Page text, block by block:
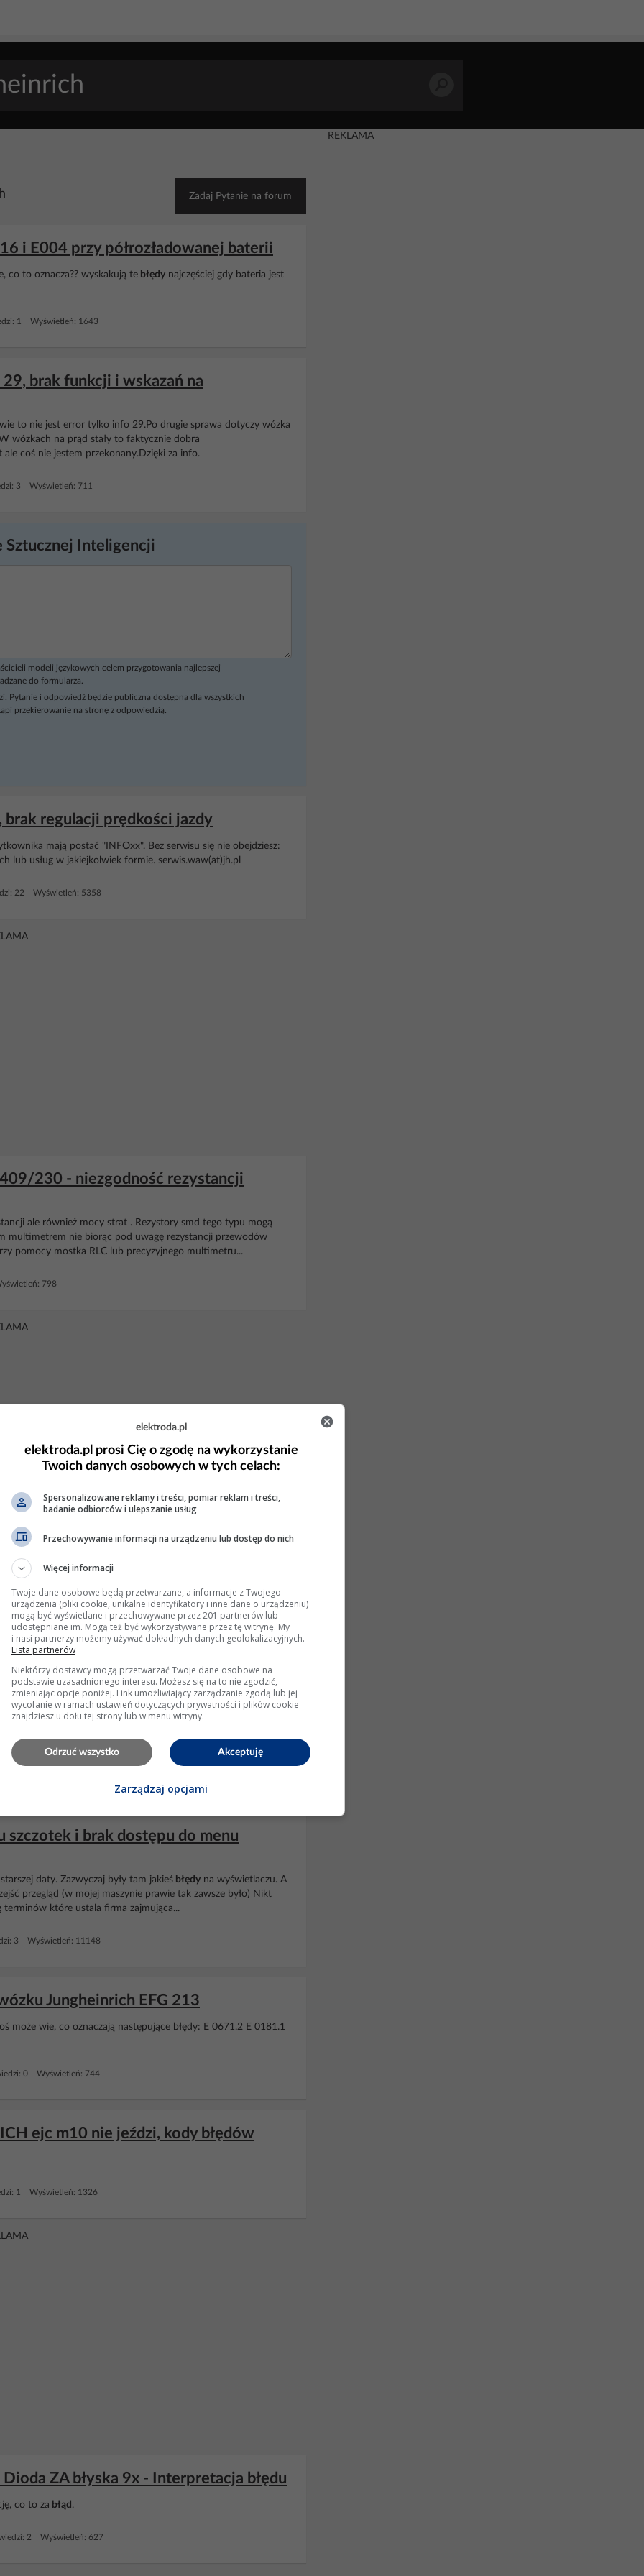
Zadaj Pytanie na forum
i E004 przy półrozładowanej baterii
co to oznacza?? wyskakują te błędy najczęściej gdy bateria jest
1 Wyświetleń: 1643
brak funkcji i wskazań na
to nie jest error tylko info 29.Po drugie sprawa dotyczy wózka
wózkach na prąd stały to faktycznie dobra
coś nie jestem przekonany.Dzięki za info.
3 Wyświetleń: 711
Sztucznej Inteligencji
modeli językowych celem przygotowania najlepszej
do formularza.
Pytanie i odpowiedź będzie publiczna dostępna dla wszystkich
przekierowanie na stronę z odpowiedzią.
brak regulacji prędkości jazdy
mają postać "INFOxx". Bez serwisu się nie obejdziesz:
lub usług w jakiejkolwiek formie. serwis.waw(at)jh.pl
22 Wyświetleń: 5358
230 - niezgodność rezystancji
ale również mocy strat . Rezystory smd tego typu mogą
multimetrem nie biorąc pod uwagę rezystancji przewodów
pomocy mostka RLC lub precyzyjnego multimetru...
798
Błąd E 4690
też rok.
9 Wyświetleń: 2742
Awaria pompy/Pump failure
i zarówno zbyt małe jak i zbyt duże generuje
być wyposażona w odpowiednią wtyczkę i wężyki
sprawdza się filtr od papierosa wepchnięty w wężyk....
3 Wyświetleń: 981
szczotek i brak dostępu do menu
daty. Zazwyczaj były tam jakieś błędy na wyświetlaczu. A
przegląd (w mojej maszynie prawie tak zawsze było) Nikt
terminów które ustala firma zajmująca...
3 Wyświetleń: 11148
Jungheinrich EFG 213
może wie, co oznaczają następujące błędy: E 0671.2 E 0181.1
0 Wyświetleń: 744
ejc m10 nie jeździ, kody błędów
1 Wyświetleń: 1326
ZA błyska 9x - Interpretacja błędu
co to za błąd .
2 Wyświetleń: 627
REKLAMA
elektroda.pl
elektroda.pl prosi Cię o zgodę na wykorzystanie
Twoich danych osobowych w tych celach:
Spersonalizowane reklamy i treści, pomiar reklam i treści,
badanie odbiorców i ulepszanie usług
Przechowywanie informacji na urządzeniu lub dostęp do nich
Więcej informacji
Twoje dane osobowe będą przetwarzane, a informacje z Twojego
urządzenia (pliki cookie, unikalne identyfikatory i inne dane o urządzeniu)
mogą być wyświetlane i przechowywane przez 201 partnerów lub
udostępniane im. Mogą też być wykorzystywane przez tę witrynę. My
i nasi partnerzy możemy używać dokładnych danych geolokalizacyjnych.
Lista partnerów
Niektórzy dostawcy mogą przetwarzać Twoje dane osobowe na
podstawie uzasadnionego interesu. Możesz się na to nie zgodzić,
zmieniając opcje poniżej. Link umożliwiający zarządzanie zgodą lub jej
wycofanie w ramach ustawień dotyczących prywatności i plików cookie
znajdziesz u dołu tej strony lub w menu witryny.
Akceptuję
Odrzuć wszystko
Zarządzaj opcjami